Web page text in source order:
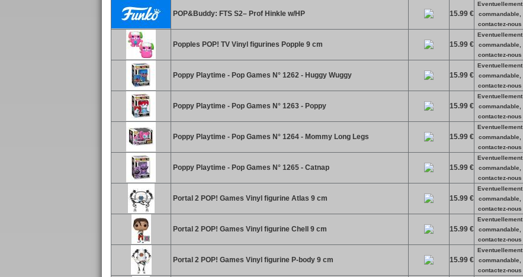
POP&Buddy: FTS S2– Prof Hinkle w/HP 15.99 €
Eventuellement
commandable,
contactez-nous
Popples POP! TV Vinyl figurines Popple 9 cm 15.99 €
Eventuellement
commandable,
contactez-nous
Poppy Playtime - Pop Games N° 1262 - Huggy Wuggy 15.99 €
Eventuellement
commandable,
contactez-nous
Poppy Playtime - Pop Games N° 1263 - Poppy 15.99 €
Eventuellement
commandable,
contactez-nous
Poppy Playtime - Pop Games N° 1264 - Mommy Long Legs 15.99 €
Eventuellement
commandable,
contactez-nous
Poppy Playtime - Pop Games N° 1265 - Catnap 15.99 €
Eventuellement
commandable,
contactez-nous
Portal 2 POP! Games Vinyl figurine Atlas 9 cm 15.99 €
Eventuellement
commandable,
contactez-nous
Portal 2 POP! Games Vinyl figurine Chell 9 cm 15.99 €
Eventuellement
commandable,
contactez-nous
Portal 2 POP! Games Vinyl figurine P-body 9 cm 15.99 €
Eventuellement
commandable,
contactez-nous